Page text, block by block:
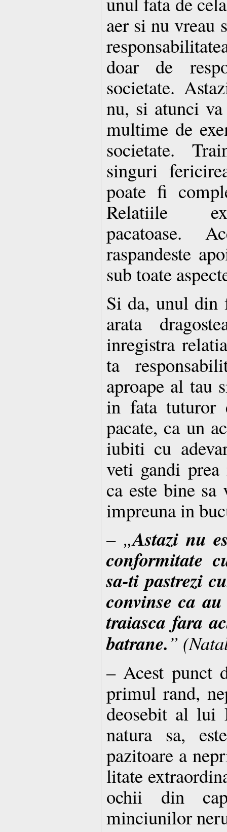
aer si nu vreau
doar de
societate.
nu, si atunci
multime de
societate.
singuri
poate fi
Relatiile
pacatoase.
raspandeste
sub toate
Si da, unul
arata
inregistra
ta
aproape al tau
in fa­ta tuturor
pacate, ca un
iubiti cu
veti gandi
ca este bine
impreuna in
– „Astazi nu
conformitate
sa-ti pastrezi
convinse ca
traiasca fara
batrane.”
– Acest punct
primul rand,
deosebit al lui
natura sa,
pazitoare a
litate
ochii din
minciunilor